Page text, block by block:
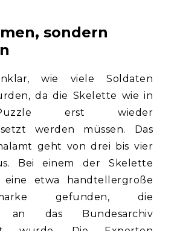
sondern
wie viele Soldaten
da die Skelette wie in
erst wieder
werden müssen. Das
geht von drei bis vier
Bei einem der Skelette
etwa handtellergroße
gefunden, die
an das Bundesarchiv